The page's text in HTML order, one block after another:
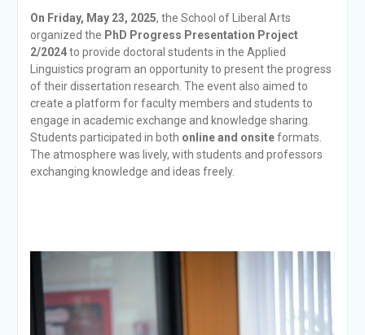
On Friday, May 23, 2025, the School of Liberal Arts
organized the PhD Progress Presentation Project
2/2024to provide doctoral students in the Applied
Linguistics program an opportunity to present the progress
of their dissertation research. The event also aimed to
create a platform for faculty members and students to
engage in academic exchange and knowledge sharing.
Students participated in both online and onsiteformats.
The atmosphere was lively, with students and professors
exchanging knowledge and ideas freely.